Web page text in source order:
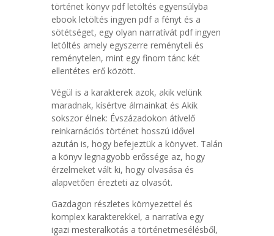
történet könyv pdf letöltés egyensúlyba
ebook letöltés ingyen pdf a fényt és a
sötétséget, egy olyan narratívát pdf ingyen
letöltés amely egyszerre reményteli és
reménytelen, mint egy finom tánc két
ellentétes erő között.
Végül is a karakterek azok, akik velünk
maradnak, kísértve álmainkat és Akik
sokszor élnek: Évszázadokon átívelő
reinkarnációs történet hosszú idővel
azután is, hogy befejeztük a könyvet. Talán
a könyv legnagyobb erőssége az, hogy
érzelmeket vált ki, hogy olvasása és
alapvetően érezteti az olvasót.
Gazdagon részletes környezettel és
komplex karakterekkel, a narratíva egy
igazi mesteralkotás a történetmesélésből,